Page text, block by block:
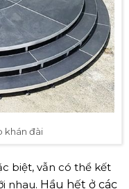
khán đài
biệt, vẫn có thể kết
nhau. Hầu hết ở các